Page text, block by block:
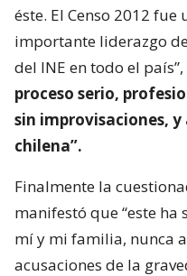
éste. El Censo 2012
importante liderazgo
del INE en todo el
proceso serio,
sin improvisaciones,
chilena”.
Finalmente la
manifestó que “este
mí y mi familia, nunca
acusaciones de la